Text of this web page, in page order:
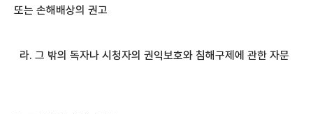
또는 손해배상의 권고
라. 그 밖의 독자나 시청자의 권익보호와 침해구제에 관한 자문